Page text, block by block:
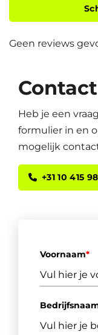
Geen reviews
Heb je een
formulier in en
mogelijk
+31 10 415
Voornaam*